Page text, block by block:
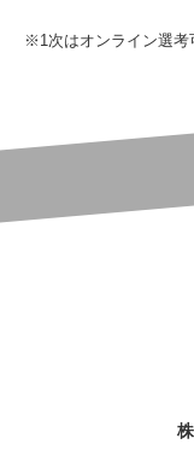
※1次はオンライン選考